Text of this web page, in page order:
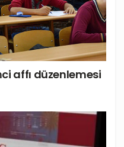
affı düzenlemesi